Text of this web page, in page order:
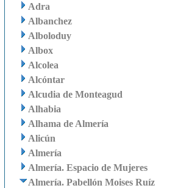
Adra
Albanchez
Alboloduy
Albox
Alcolea
Alcóntar
Alcudia de Monteagud
Alhabia
Alhama de Almería
Alicún
Almería
Almería. Espacio de Mujeres
Almería. Pabellón Moises Ruíz